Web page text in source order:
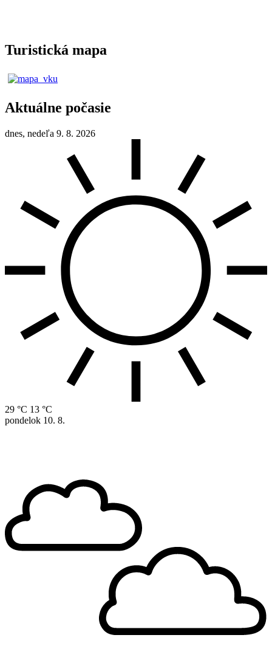
Turistická mapa
Aktuálne počasie
dnes, nedeľa 9. 8. 2026
29 °C 13 °C
pondelok 10. 8.